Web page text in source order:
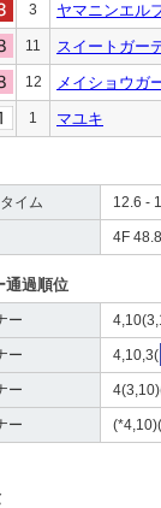
3 ヤマニンエル
11 スイートガー
12 メイショウガ
1 マユキ
イム 12.6 -
4F
通過順位
ー
ー 4,10,3(
ー
ー